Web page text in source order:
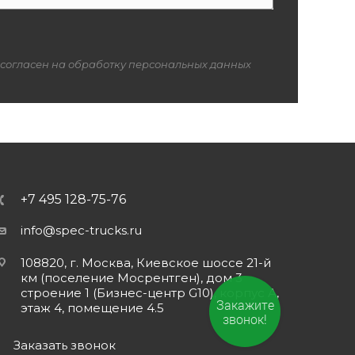
на обработку персональных данных
+7 495 128-75-76
info@spec-trucks.ru
108820, г. Москва, Киевское шоссе 21-й
км (поселение Мосрентген), дом 3
строение 1 (Бизнес-центр G10), корпус А,
этаж 4, помещение 4.5
Заказать звонок
Закажите
звонок!